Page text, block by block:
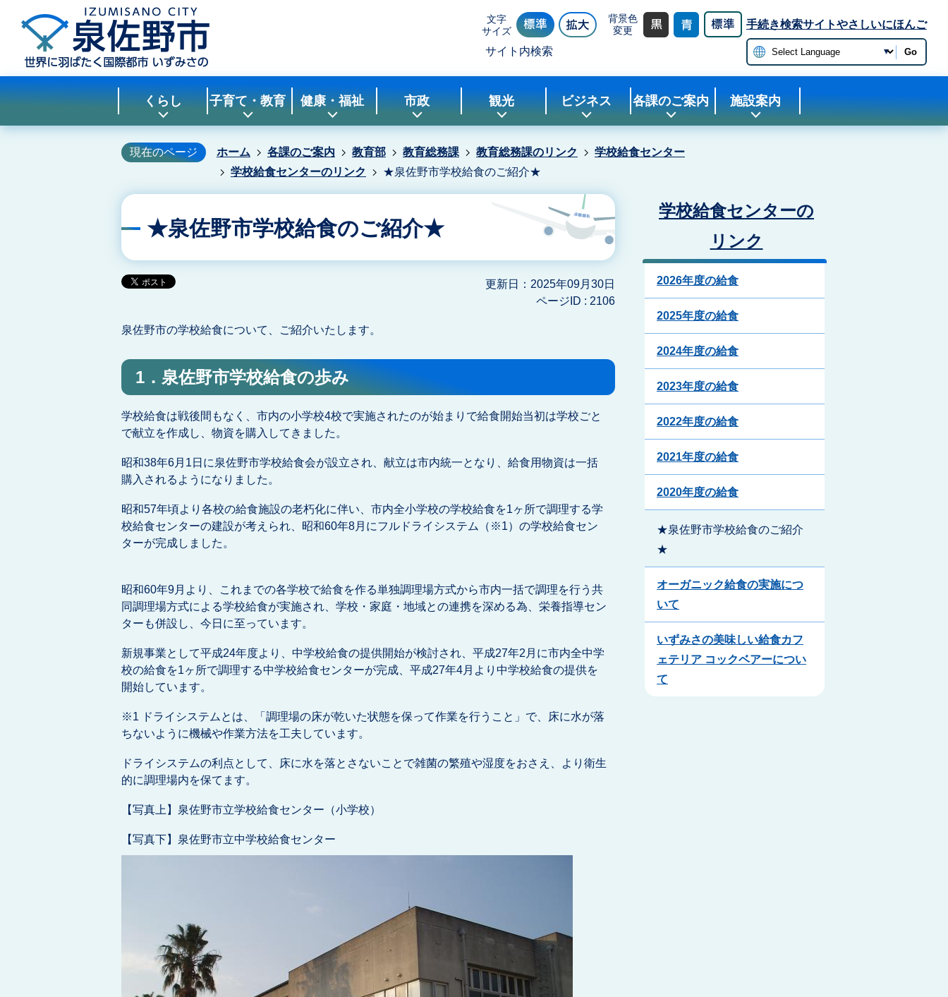
文字
サイズ
背景色
変更
手続き検索サイトやさしいにほんご
サイト内検索 Go
くらし 子育て・教育 健康・福祉 市政 観光 ビジネス 各課のご案内 施設案内
現在のページ ホーム 各課のご案内 教育部 教育総務課 教育総務課のリンク
学校給食センター
学校給食センターのリンク
★泉佐野市学校給食のご紹介★
★泉佐野市学校給食のご紹介★
更新日：2025年09月30日
ページID : 2106
泉佐野市の学校給食について、ご紹介いたします。
1．泉佐野市学校給食の歩み
学校給食は戦後間もなく、市内の小学校4校で実施されたのが始まりで給食開始当初は学校ごと
で献立を作成し、物資を購入してきました。
昭和38年6月1日に泉佐野市学校給食会が設立され、献立は市内統一となり、給食用物資は一括
購入されるようになりました。
昭和57年頃より各校の給食施設の老朽化に伴い、市内全小学校の学校給食を1ヶ所で調理する学
校給食センターの建設が考えられ、昭和60年8月にフルドライシステム（※1）の学校給食セン
ターが完成しました。
昭和60年9月より、これまでの各学校で給食を作る単独調理場方式から市内一括で調理を行う共
同調理場方式による学校給食が実施され、学校・家庭・地域との連携を深める為、栄養指導セン
ターも併設し、今日に至っています。
新規事業として平成24年度より、中学校給食の提供開始が検討され、平成27年2月に市内全中学
校の給食を1ヶ所で調理する中学校給食センターが完成、平成27年4月より中学校給食の提供を
開始しています。
※1 ドライシステムとは、「調理場の床が乾いた状態を保って作業を行うこと」で、床に水が落
ちないように機械や作業方法を工夫しています。
ドライシステムの利点として、床に水を落とさないことで雑菌の繁殖や湿度をおさえ、より衛生
的に調理場内を保てます。
【写真上】泉佐野市立学校給食センター（小学校）
【写真下】泉佐野市立中学校給食センター
学校給食センターの
リンク
2026年度の給食
2025年度の給食
2024年度の給食
2023年度の給食
2022年度の給食
2021年度の給食
2020年度の給食
★泉佐野市学校給食のご紹介
★
オーガニック給食の実施につ
いて
いずみさの美味しい給食カフ
ェテリア コックベアーについ
て